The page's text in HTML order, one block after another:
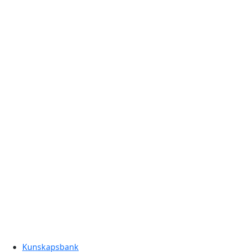
Kunskapsbank